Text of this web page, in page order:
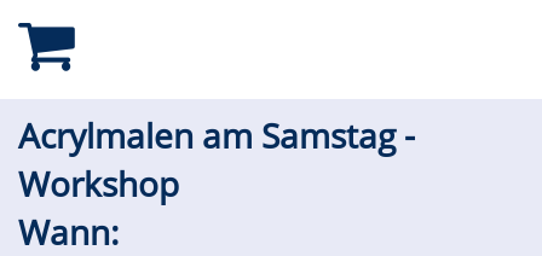
Acrylmalen am Samstag -
Workshop
Wann: